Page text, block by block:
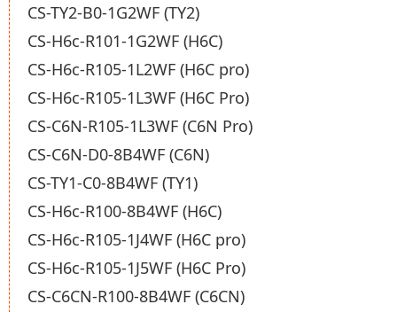
CS-TY2-B0-1G2WF (TY2)
CS-H6c-R101-1G2WF (H6C)
CS-H6c-R105-1L2WF (H6C pro)
CS-H6c-R105-1L3WF (H6C Pro)
CS-C6N-R105-1L3WF (C6N Pro)
CS-C6N-D0-8B4WF (C6N)
CS-TY1-C0-8B4WF (TY1)
CS-H6c-R100-8B4WF (H6C)
CS-H6c-R105-1J4WF (H6C pro)
CS-H6c-R105-1J5WF (H6C Pro)
CS-C6CN-R100-8B4WF (C6CN)